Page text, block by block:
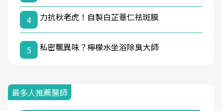
4 力抗秋老虎！自製白芷薏仁祛斑膜
5 私密飄異味？檸檬水坐浴除臭大師
最多人推薦醫師